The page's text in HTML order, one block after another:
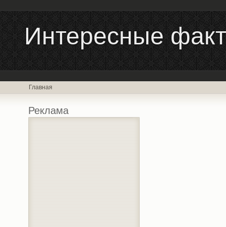
Интересные
Главная
Реклама